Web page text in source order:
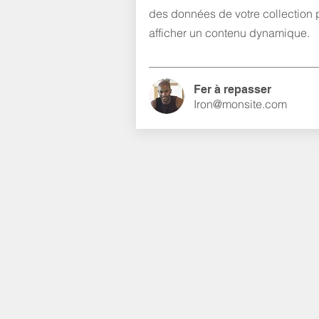
des données de votre collection
afficher un contenu dynamique.
Iron@monsite.com
Fer à repasser